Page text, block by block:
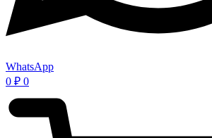
WhatsApp
0 ₽ 0